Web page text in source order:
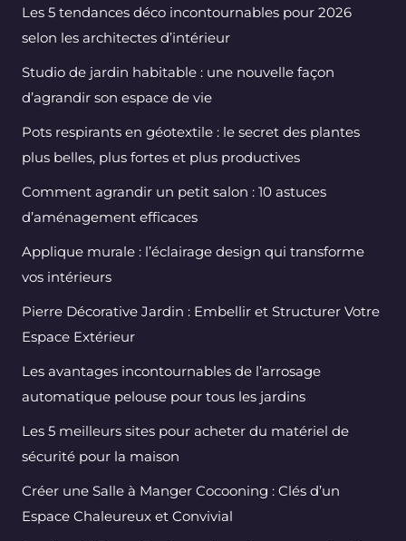
Les 5 tendances déco incontournables pour 2026
selon les architectes d’intérieur
Studio de jardin habitable : une nouvelle façon
d’agrandir son espace de vie
Pots respirants en géotextile : le secret des plantes
plus belles, plus fortes et plus productives
Comment agrandir un petit salon : 10 astuces
d’aménagement efficaces
Applique murale : l’éclairage design qui transforme
vos intérieurs
Pierre Décorative Jardin : Embellir et Structurer Votre
Espace Extérieur
Les avantages incontournables de l’arrosage
automatique pelouse pour tous les jardins
Les 5 meilleurs sites pour acheter du matériel de
sécurité pour la maison
Créer une Salle à Manger Cocooning : Clés d’un
Espace Chaleureux et Convivial